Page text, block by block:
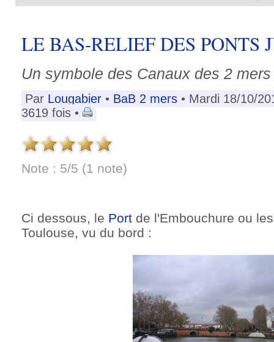
LE BAS-RELIEF DES PONTS
Un symbole des Canaux des 2 mers
Par Lougabier • BaB 2 mers • Mardi 18/10/
3619 fois •
Note : 5/5 (1 note)
Ci dessous, le Port de l'Embouchure ou
Toulouse, vu du bord :